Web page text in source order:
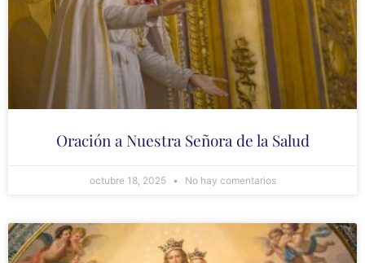
Oración a Nuestra Señora de la Salud
octubre 18, 2025 No hay comentarios